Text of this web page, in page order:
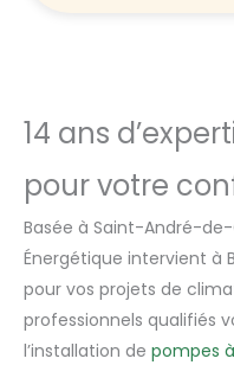
14 ans
pour votre
Basée à Saint-André-
Énergétique intervient à
pour vos projets de
professionnels qualifiés
l’installation de pompes